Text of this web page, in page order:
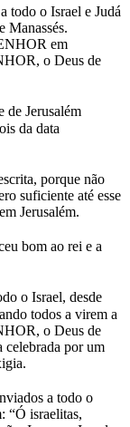
todo o Israel e Judá
Manassés.
em
o Deus de
de Jerusalém
da data
porque não
suficiente até esse
Jerusalém.
bom ao rei e a
o Israel, desde
todos a virem a
o Deus de
celebrada por um
a todo o
“Ó israelitas,